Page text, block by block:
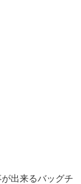
出来るバッグチ